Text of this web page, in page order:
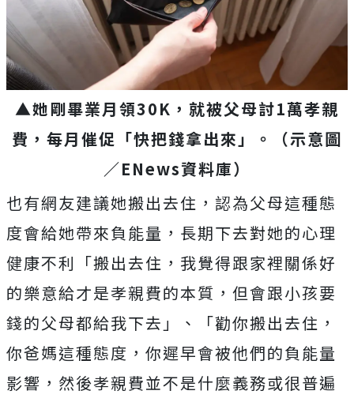
▲她剛畢業月領30K，就被父母討1萬孝親
費，每月催促「快把錢拿出來」。（示意圖
／ENews資料庫）
也有網友建議她搬出去住，認為父母這種態
度會給她帶來負能量，長期下去對她的心理
健康不利「搬出去住，我覺得跟家裡關係好
的樂意給才是孝親費的本質，但會跟小孩要
錢的父母都給我下去」、「勸你搬出去住，
你爸媽這種態度，你遲早會被他們的負能量
影響，然後孝親費並不是什麼義務或很普遍